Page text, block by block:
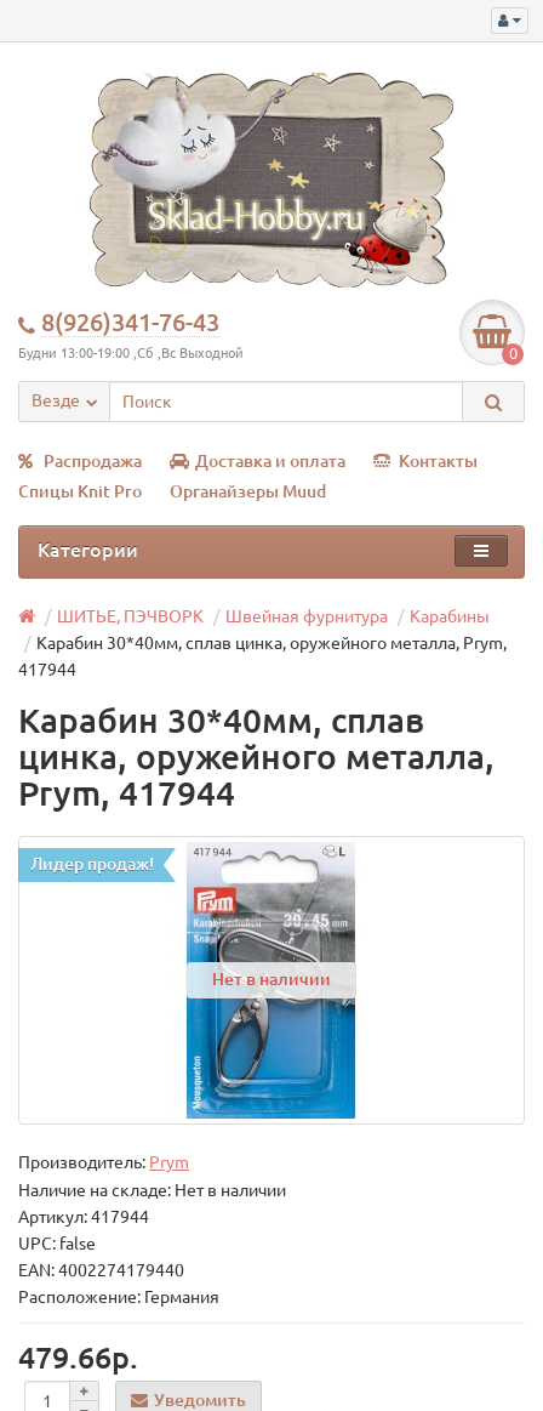
8(926)341-76-43
Будни 13:00-19:00 ,Сб ,Вс Выходной 0
Везде
Распродажа Доставка и оплата
Контакты
Спицы Knit Pro
Органайзеры Muud
Категории
ШИТЬЕ, ПЭЧВОРК Швейная фурнитура
Карабины
Карабин 30*40мм, сплав цинка, оружейного металла, Prym,
417944
Карабин 30*40мм, сплав
цинка, оружейного металла,
Prym, 417944
Лидер продаж!
Нет в наличии
Производитель: Prym
Наличие на складе: Нет в наличии
Артикул: 417944
UPC: false
EAN: 4002274179440
Расположение: Германия
479.66р.
Уведомить